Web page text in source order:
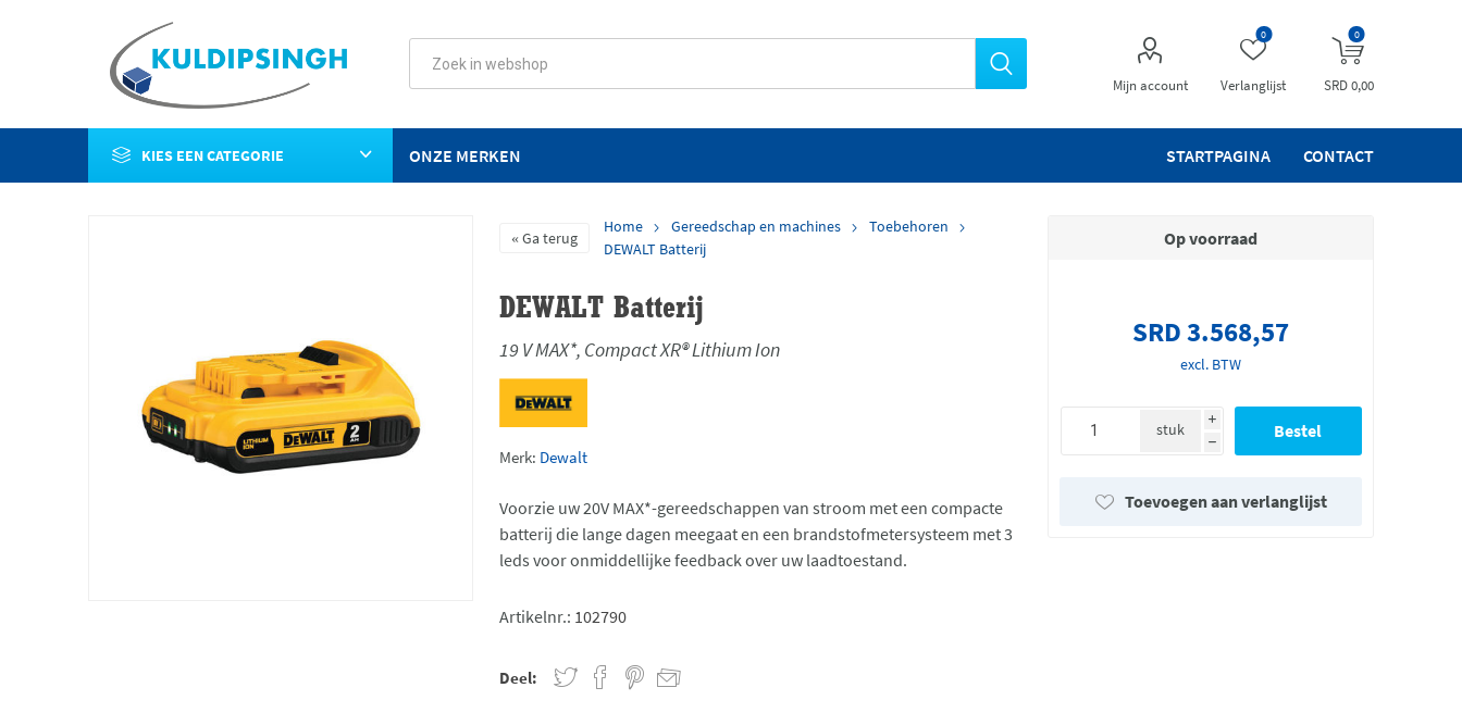
Mijn account Verlanglijst
0 0
SRD 0,00
KIES EEN CATEGORIE STARTPAGINA CONTACT
ONZE MERKEN
Ga terug
Home Gereedschap en machines
Toebehoren
DEWALT Batterij
DEWALT Batterij
19 V MAX*, Compact XR® Lithium Ion
Merk: Dewalt
Voorzie uw 20V MAX*-gereedschappen van stroom met een compacte
batterij die lange dagen meegaat en een brandstofmetersysteem met 3
leds voor onmiddellijke feedback over uw laadtoestand.
Artikelnr.: 102790
Deel:
Op voorraad
SRD 3.568,57
excl. BTW
i
h
stuk
Toevoegen aan verlanglijst